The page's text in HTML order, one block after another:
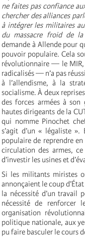
ne faites pas confiance
chercher des alliances
à intégrer les militaires
du massacre froid de
demande à Allende pour
pouvoir populaire. Cela
révolutionnaire — le MIR,
radicalisés — n’a pas
à l’allendisme, à la
socialisme. À deux
des forces armées à
hautes dirigeants de la
qui nomme Pinochet
s’agit d’un « légaliste ».
populaire de reprendre
circulation des armes,
d’investir les usines et
Si les militants miristes
annonçaient le coup
la nécessité d’un travail
nécessité de
organisation
politique nationale, aux
pu faire basculer le cours